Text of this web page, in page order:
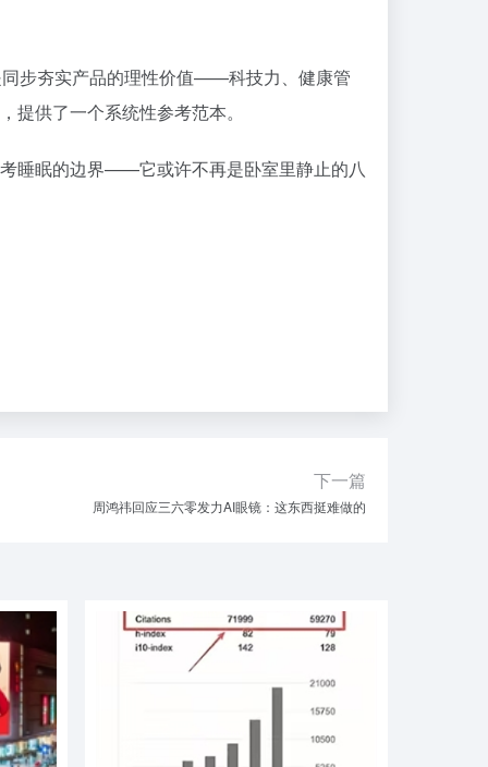
同步夯实产品的理性价值——科技力、健康管
供了一个系统性参考范本。
睡眠的边界——它或许不再是卧室里静止的八
下一篇
周鸿祎回应三六零发力AI眼镜：这东西挺难做的